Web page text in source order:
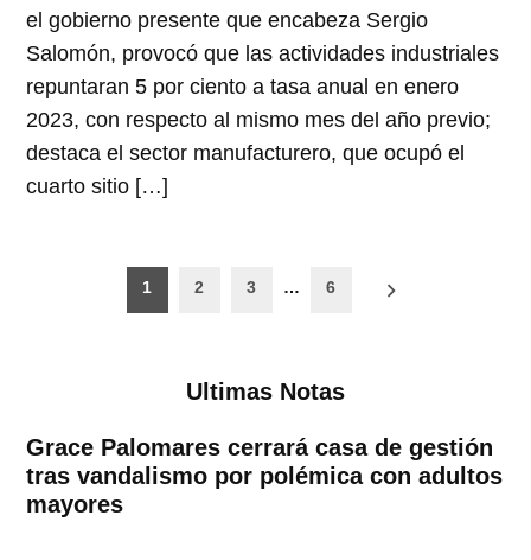
el gobierno presente que encabeza Sergio
Salomón, provocó que las actividades industriales
repuntaran 5 por ciento a tasa anual en enero
2023, con respecto al mismo mes del año previo;
destaca el sector manufacturero, que ocupó el
cuarto sitio […]
Paginación
1 2 3 … 6
Ultimas Notas
Grace Palomares cerrará casa de gestión
tras vandalismo por polémica con adultos
mayores